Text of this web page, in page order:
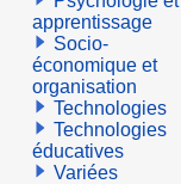
apprentissage
Socio-
économique et
organisation
Technologies
Technologies
éducatives
Variées